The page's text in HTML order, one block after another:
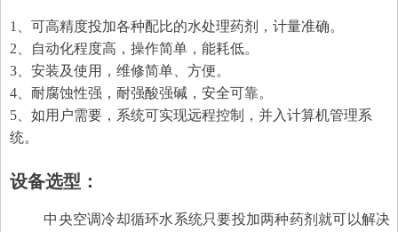
1、可高精度投加各种配比的水处理药剂，计量准确。
2、自动化程度高，操作简单，能耗低。
3、安装及使用，维修简单、方便。
4、耐腐蚀性强，耐强酸强碱，安全可靠。
5、如用户需要，系统可实现远程控制，并入计算机管理系
统。
设备选型：
中央空调冷却循环水系统只要投加两种药剂就可以解决